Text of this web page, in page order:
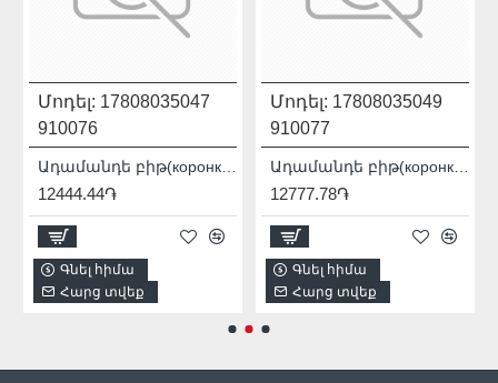
Մոդել: 17808035047
910076
12444.44֏
Գնել հիմա
Հարց տվեք
Մոդել: 17808035049
910077
12777.78֏
Գնել հիմա
Հարց տվեք